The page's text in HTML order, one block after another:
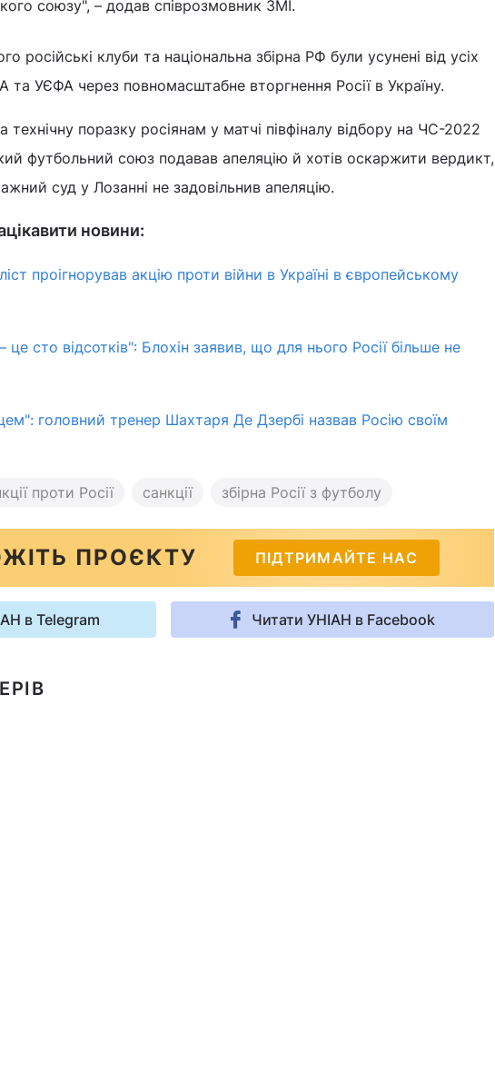
союзу", – додав співрозмовник ЗМІ.
російські клуби та національна збірна РФ були усунені від усіх
та УЄФА через повномасштабне вторгнення Росії в Україну.
поразку росіянам у матчі півфіналу відбору на ЧС-2022
футбольний союз подавав апеляцію й хотів оскаржити вердикт,
суд у Лозанні не задовільнив апеляцію.
новини:
проігнорував акцію проти війни в Україні в європейському
сто відсотків": Блохін заявив, що для нього Росії більше не
головний тренер Шахтаря Де Дзербі назвав Росію своїм
проти Росії санкції збірна Росії з футболу
ПРОЄКТУ ПІДТРИМАЙТЕ НАС
в Telegram Читати УНІАН в Facebook